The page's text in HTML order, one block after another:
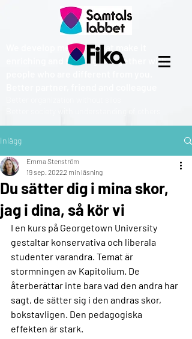
We develop methods that make it
enriching and fun to get together with
Inlägg
Du sätter dig i mina skor,
jag i dina, så kör vi
Emma Stenström
19 sep. 20222 min läsning
I en kurs på Georgetown University
gestaltar konservativa och liberala
studenter varandra. Temat är
stormningen av Kapitolium. De
återberättar inte bara vad den andra har
sagt, de sätter sig i den andras skor,
bokstavligen. Den pedagogiska
effekten är stark.